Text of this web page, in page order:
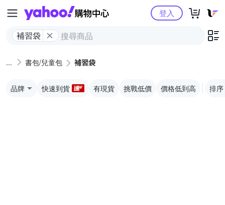
Yahoo購物中心
補習袋
登入
書包/兒童包 補習袋
品牌 快速到貨 有現貨 挑戰低價 價格低到高 排序